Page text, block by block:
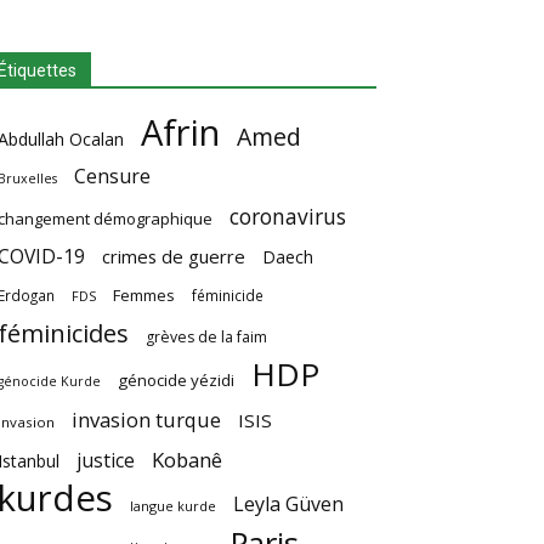
Ocalan Afrin Amed
Censure
démographique coronavirus
19 crimes de guerre Daech
FDS Femmes féminicide
grèves de la faim
Kurde génocide yézidi HDP
invasion turque ISIS
justice Kobanê
langue kurde Leyla Güven